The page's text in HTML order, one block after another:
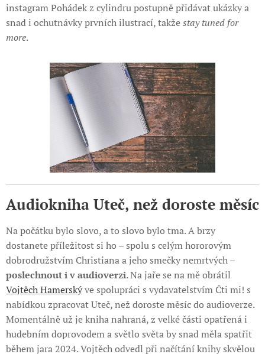
instagram Pohádek z cylindru postupně přidávat ukázky a
snad i ochutnávky prvních ilustrací, takžestay tuned for
more.
Audiokniha Uteč, než doroste měsíc
Na počátku bylo slovo, a to slovo bylo tma. A brzy
dostanete příležitost si ho – spolu s celým hororovým
dobrodružstvím Christiana a jeho smečky nemrtvých –
poslechnout i v audioverzi. Na jaře se na mě obrátil
Vojtěch Hamerskýve spolupráci s vydavatelstvím Čti mi! s
nabídkou zpracovat Uteč, než doroste měsíc do audioverze.
Momentálně už je kniha nahraná, z velké části opatřená i
hudebním doprovodem a světlo světa by snad měla spatřit
během jara 2024. Vojtěch odvedl při načítání knihy skvělou